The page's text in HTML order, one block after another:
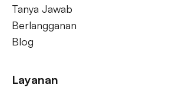
Tanya Jawab
Berlangganan
Blog
Layanan